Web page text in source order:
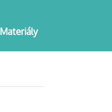
Materiály